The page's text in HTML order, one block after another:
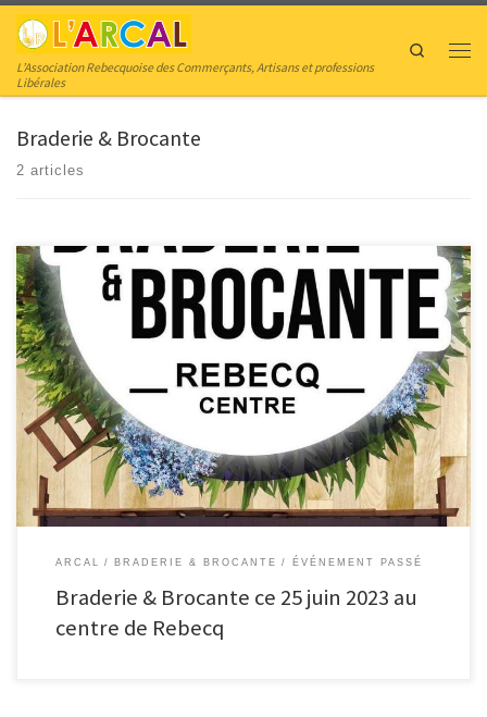
Skip to content
L’Association Rebecquoise des Commerçants, Artisans et professions
Libérales
Search
Braderie & Brocante
2 articles
Braderie & Brocante : organisé par REBECQ EVENEMENT L’ARCAL rejoint
REBECQ EVENEMENT pour cette édition 2023 ! Retrouvez quelques-uns de
nos membres au centre de Rebecq, avec jeu concours avec cadeaux à la clé !
Vendredi 23 Juin 16h : ouverture de la DucasseSamedi 24Juin 16h :
ouverture de la […]
ARCAL BRADERIE & BROCANTE ÉVÉNEMENT PASSÉ
Braderie & Brocante ce 25 juin 2023 au
centre de Rebecq